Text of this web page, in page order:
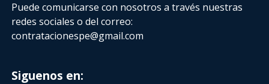
Puede comunicarse con nosotros a través nuestras
redes sociales o del correo:
contratacionespe@gmail.com
Siguenos en: